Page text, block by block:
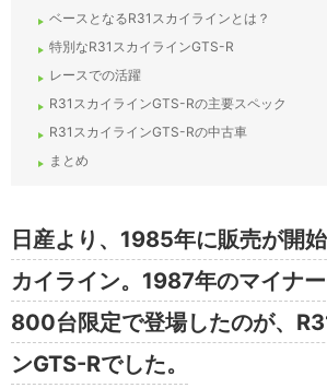
ベースとなるR31スカイラインとは？
特別なR31スカイラインGTS-R
レースでの活躍
R31スカイラインGTS-Rの主要スペック
R31スカイラインGTS-Rの中古車
まとめ
日産より、 1985年に販売が開
カイライン。 1987年のマイナ
800台限定で登場したのが、
ンGTS-Rでした。